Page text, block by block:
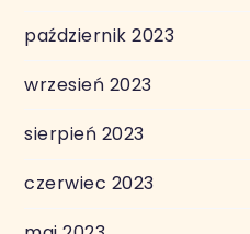
październik 2023
wrzesień 2023
sierpień 2023
czerwiec 2023